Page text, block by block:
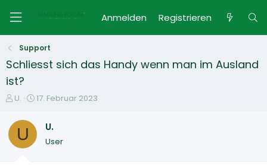
Anmelden Registrieren
Support
Schliesst sich das Handy wenn man im Ausland
ist?
E
s
e
U.
E
t
17. Februar 2023
U U.
User